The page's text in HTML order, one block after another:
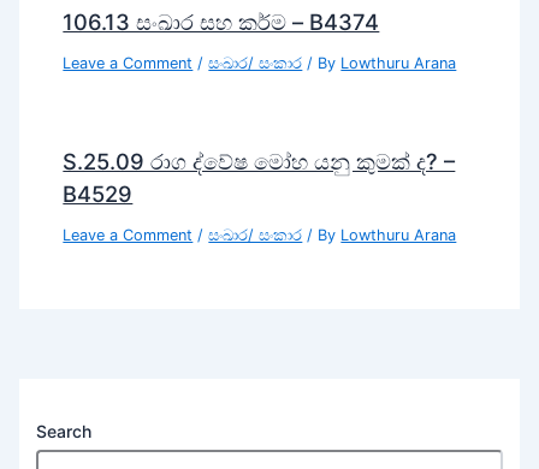
106.13 සංඛාර සහ කර්ම – B4374
Leave a Comment /සංඛාර/ සංකාර / By Lowthuru Arana
S.25.09 රාග ද්වේෂ මෝහ යනු කුමක් ද? –
B4529
Leave a Comment /සංඛාර/ සංකාර / By Lowthuru Arana
Search